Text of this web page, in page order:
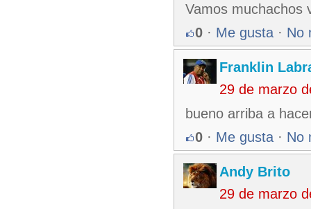
Vamos muchachos
0 · Me gusta · No
Franklin
29 de marzo
bueno arriba a
0 · Me gusta · No
Andy Brito
29 de marzo